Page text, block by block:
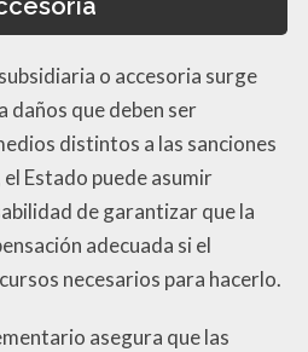
o accesoria surge
daños que deben ser
distintos a las sanciones
el Estado puede asumir
de garantizar que la
adecuada si el
necesarios para hacerlo.
asegura que las